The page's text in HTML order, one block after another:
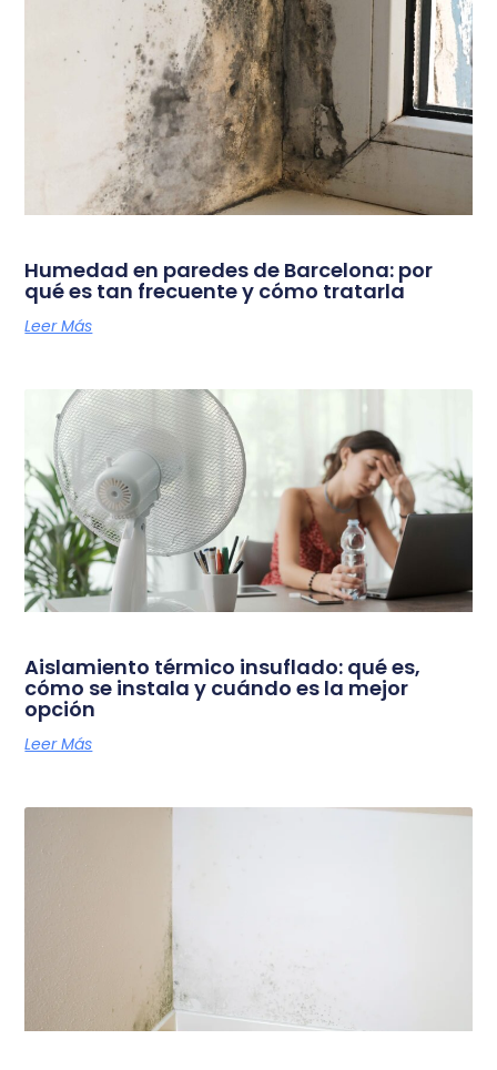
Humedad en paredes de Barcelona: por
qué es tan frecuente y cómo tratarla
Leer Más
Aislamiento térmico insuflado: qué es,
cómo se instala y cuándo es la mejor
opción
Leer Más